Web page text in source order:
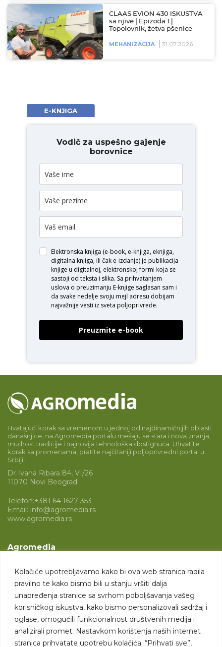
Kolačiće upotrebljavamo kako bi ova web stranica radila
pravilno te kako bismo bili u stanju vršiti dalja
unapređenja stranice sa svrhom poboljšavanja vašeg
korisničkog iskustva, kako bismo personalizovali sadržaj i
oglase, omogućili funkcionalnost društvenih medija i
analizirali promet. Nastavkom korištenja naših internet
stranica prihvatate upotrebu kolačića. “Prihvati sve”,
CLAAS EVION 430 ISKUSTVA
sa njive | Epizoda 1 |
Topolovnik, žetva pšenice
MEHANIZACIJA 31.07.2026
E-KNJIGA
Vodič za uspešno gajenje
borovnice
Elektronska knjiga (e-book, e-knjiga, eknjiga,
digitalna knjiga, ili čak e-izdanje) je publikacija
knjige u digitalnoj, elektronskoj formi koja se
sastoji od teksta i slika. Sa prihvatanjem
uslova o preuzimanju E-knjige saglasan sam i
da svake nedelje svoju mejl adresu dobijam
najvažnije vesti iz sveta poljoprivrede.
Preuzmite e-book
Hvatajući korak sa vremenom u jednoj od najdinamičnijih oblasti
današnjice, na Agromedia portalu mešaju se stara i nova znanja,
mudrost tradicije i najnovija tehnološka dostignuća. Uhvatite
korak sa promenama, pratite najčitaniji poljoprivredni portal u
Srbiji!
Dr Ivana Ribara 84, VI/26
11070 Novi Beograd
Telefon:+381 64 1627 353
Email: info@agromedia.rs
www.agromedia.rs
Agromedia
Svet poljoprivrede
Marketing usluge
Tražimo saradnike
Kontakt